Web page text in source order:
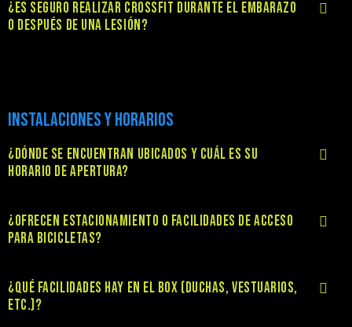
¿ES SEGURO REALIZAR CROSSFIT DURANTE EL EMBARAZO
O DESPUÉS DE UNA LESIÓN?
INSTALACIONES Y HORARIOS
¿DÓNDE SE ENCUENTRAN UBICADOS Y CUÁL ES SU
HORARIO DE APERTURA?
¿OFRECEN ESTACIONAMIENTO O FACILIDADES DE ACCESO
PARA BICICLETAS?
¿QUÉ FACILIDADES HAY EN EL BOX (DUCHAS, VESTUARIOS,
ETC.)?